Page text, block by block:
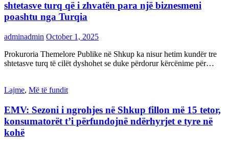
shtetasve turq që i zhvatën para një biznesmeni
poashtu nga Turqia
adminadmin October 1, 2025
Prokuroria Themelore Publike në Shkup ka nisur hetim kundër tre
shtetasve turq të cilët dyshohet se duke përdorur kërcënime për…
Lajme, Më të fundit
EMV: Sezoni i ngrohjes në Shkup fillon më 15 tetor,
konsumatorët t’i përfundojnë ndërhyrjet e tyre në
kohë